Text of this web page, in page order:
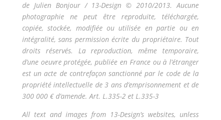
de Julien Bonjour / 13-Design © 2010/2013. Aucune
photographie ne peut être reproduite, téléchargée,
copiée, stockée, modifiée ou utilisée en partie ou en
intégralité, sans permission écrite du propriétaire. Tout
droits réservés. La reproduction, même temporaire,
d’une oeuvre protégée, publiée en France ou à l’étranger
est un acte de contrefaçon sanctionné par le code de la
propriété intellectuelle de 3 ans d’emprisonnement et de
300 000 € d’amende. Art. L.335-2 et L.335-3
All text and images from 13-Design’s websites, unless